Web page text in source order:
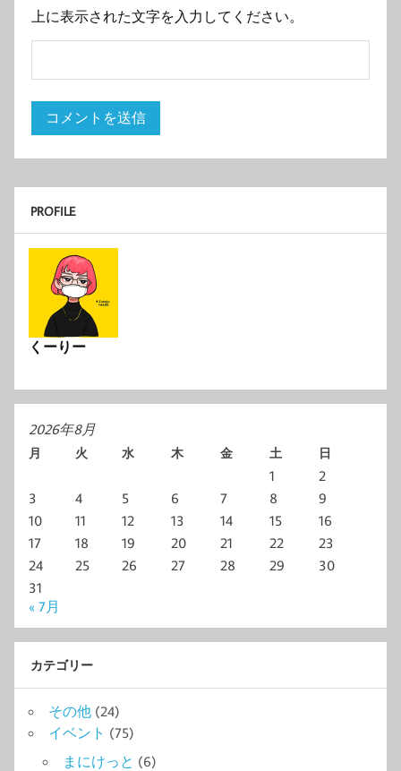
上に表示された文字を入力してください。
PROFILE
くーりー
2026年8月
月 火 水 木 金 土 日
1
2
3
4 5 6 7 8
9
10
11 12 13 14 15
16
17
18 19 20 21 22
23
24
25 26 27 28 29
30
31
« 7月
カテゴリー
その他 (24)
イベント (75)
まにけっと (6)